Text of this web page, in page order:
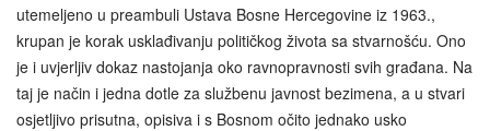
utemeljeno u preambuli Ustava Bosne Hercegovine iz 1963.,
krupan je korak usklađivanju političkog života sa stvarnošću. Ono
je i uvjerljiv dokaz nastojanja oko ravnopravnosti svih građana. Na
taj je način i jedna dotle za službenu javnost bezimena, a u stvari
osjetljivo prisutna, opisiva i s Bosnom očito jednako usko